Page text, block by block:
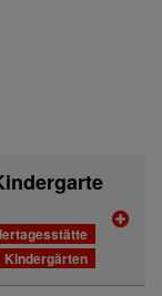
Kindergärten